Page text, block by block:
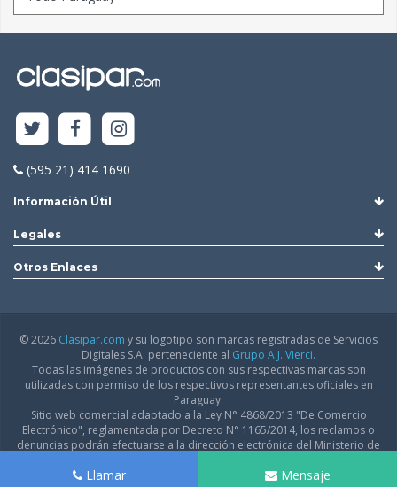
Llamar Mensaje
(595 21) 414 1690
Información Útil
Legales
Otros Enlaces
© 2026 Clasipar.com y su logotipo son marcas registradas de Servicios
Digitales S.A. perteneciente al Grupo A.J. Vierci.
Todas las imágenes de productos con sus respectivas marcas son
utilizadas con permiso de los respectivos representantes oficiales en
Paraguay.
Sitio web comercial adaptado a la Ley N° 4868/2013 "De Comercio
Electrónico", reglamentada por Decreto N° 1165/2014, los reclamos o
denuncias podrán efectuarse a la dirección electrónica del Ministerio de